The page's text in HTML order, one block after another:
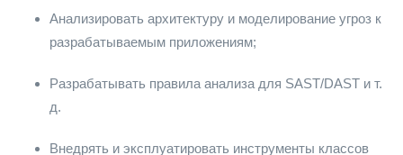
Анализировать архитектуру и моделирование угроз к
разрабатываемым приложениям;
Разрабатывать правила анализа для SAST/DAST и т.
д.
Внедрять и эксплуатировать инструменты классов